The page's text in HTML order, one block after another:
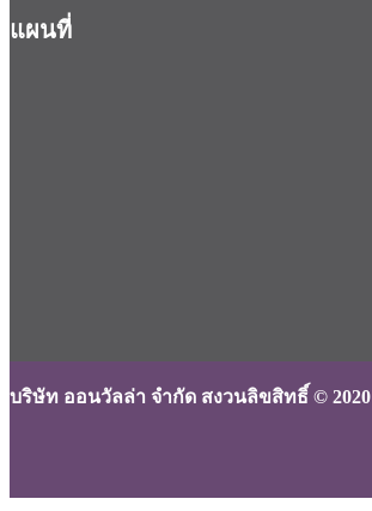
แผนที่
บริษัท ออนวัลล่า จำกัด สงวนลิขสิทธิ์ © 2020